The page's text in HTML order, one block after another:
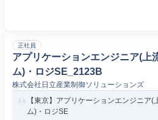
正社員
アプリケーションエンジニア(上
ム)・ロジSE_2123B
株式会社日立産業制御ソリューションズ
【東京】アプリケーションエンジニア
ム)・ロジSE